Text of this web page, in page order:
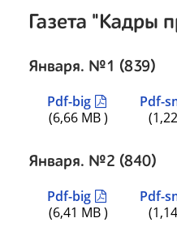
Газета "Кадры
Января. №1 (839)
Pdf-big
(6,66 MB )
Pdf-
Января. №2 (840)
Pdf-big
(6,41 MB )
Pdf-